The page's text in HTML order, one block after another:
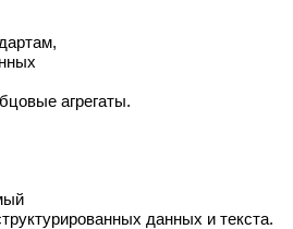
агрегаты.
данных и текста.